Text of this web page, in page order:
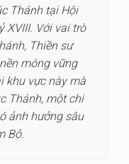
Thánh tại Hội
XVIII. Với vai trò
Thiền sư
móng vững
khu vực này mà
Thánh, một chi
ảnh hưởng sâu
Bộ.